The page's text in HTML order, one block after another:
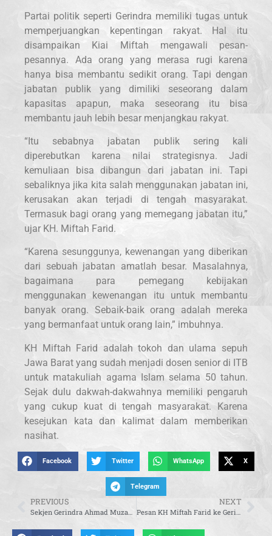
Partai politik seperti Gerindra memiliki tugas untuk
memperjuangkan kepentingan rakyat. Hal itu
disampaikan Kiai Miftah mengawali pesan-
pesannya. Ada orang yang merasa rugi karena
hanya bisa membantu sedikit orang. Tapi dengan
jabatan publik yang dimiliki seseorang dalam
kapasitas apapun, maka seseorang itu bisa
membantu jauh lebih besar menjangkau rakyat.
“Itu sebabnya jabatan publik sering kali
diperebutkan karena nilai strategisnya. Jadi
kemuliaan bisa dibangun dari jabatan ini. Tapi
sebaliknya jika kita salah menggunakan jabatan ini,
kerusakan akan terjadi di tengah masyarakat.
Termasuk bagi orang yang memegang jabatan itu,”
ujar KH. Miftah Farid.
“Karena sesunggunya, kewenangan yang diberikan
dari sebuah jabatan amatlah besar. Masalahnya,
bagaimana para pemegang kebijakan
menggunakan kewenangan itu untuk membantu
banyak orang. Sebaik-baik orang adalah mereka
yang bermanfaat untuk orang lain,” imbuhnya.
KH Miftah Farid adalah tokoh dan ulama sepuh
Jawa Barat yang sudah menjadi dosen senior di ITB
untuk matakuliah agama Islam selama 50 tahun.
Sejak dulu dakwah-dakwahnya memiliki pengaruh
yang cukup kuat di tengah masyarakat. Karena
kesejukan kata dan kalimat dalam memberikan
nasihat.
Facebook Twitter WhatsApp X
Telegram
PREVIOUS
Sekjen Gerindra Ahmad Muzani Silaturahmi dengan Ulama Sepuh Bandung, KH Miftah Farid
NEXT
Pesan KH Miftah Farid ke Gerindra: Sebaik-baiknya Orang Adalah yang Bermanfaat untuk Lainnya